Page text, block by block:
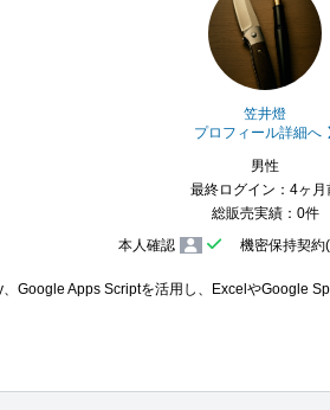
笠井燈
プロフィール詳細へ
男性
最終ログイン：4ヶ月
総販売実績：0件
本人確認
機密保持契約
Google Apps Scriptを活用し、ExcelやGoogle